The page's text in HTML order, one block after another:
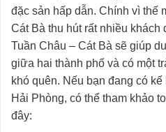
đặc sản hấp dẫn. Chính vì thế
Cát Bà thu hút rất nhiều khách
Tuần Châu – Cát Bà sẽ giúp
giữa hai thành phố và có một
khó quên. Nếu bạn đang có
Hải Phòng, có thể tham khảo
đây: